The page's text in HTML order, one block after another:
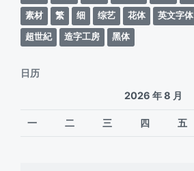
素材
繁 细 综艺 花体 英文字体
超世紀
造字工房 黑体
日历
2026 年 8 月
一 二 三 四 五